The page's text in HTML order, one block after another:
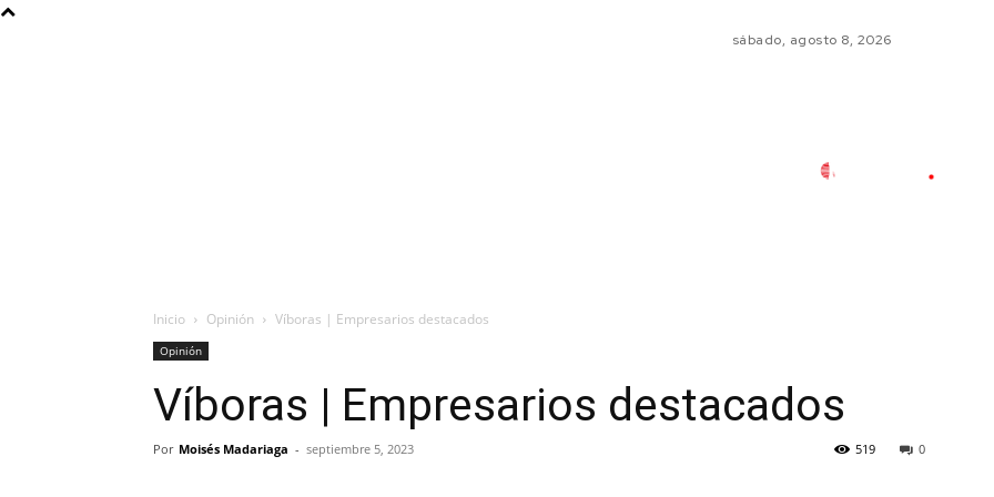
sábado, agosto 8, 2026
Inicio Opinión Víboras | Empresarios destacados
Opinión
Víboras | Empresarios destacados
Por Moisés Madariaga - septiembre 5, 2023 0
519